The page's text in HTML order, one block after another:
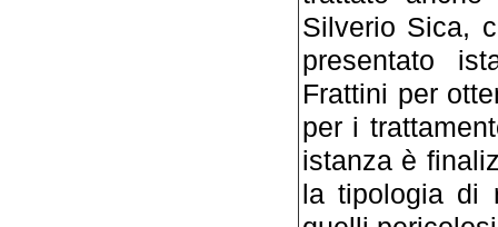
Silverio Sica,
presentato
Frattini per
per i
istanza è
la tipologia di